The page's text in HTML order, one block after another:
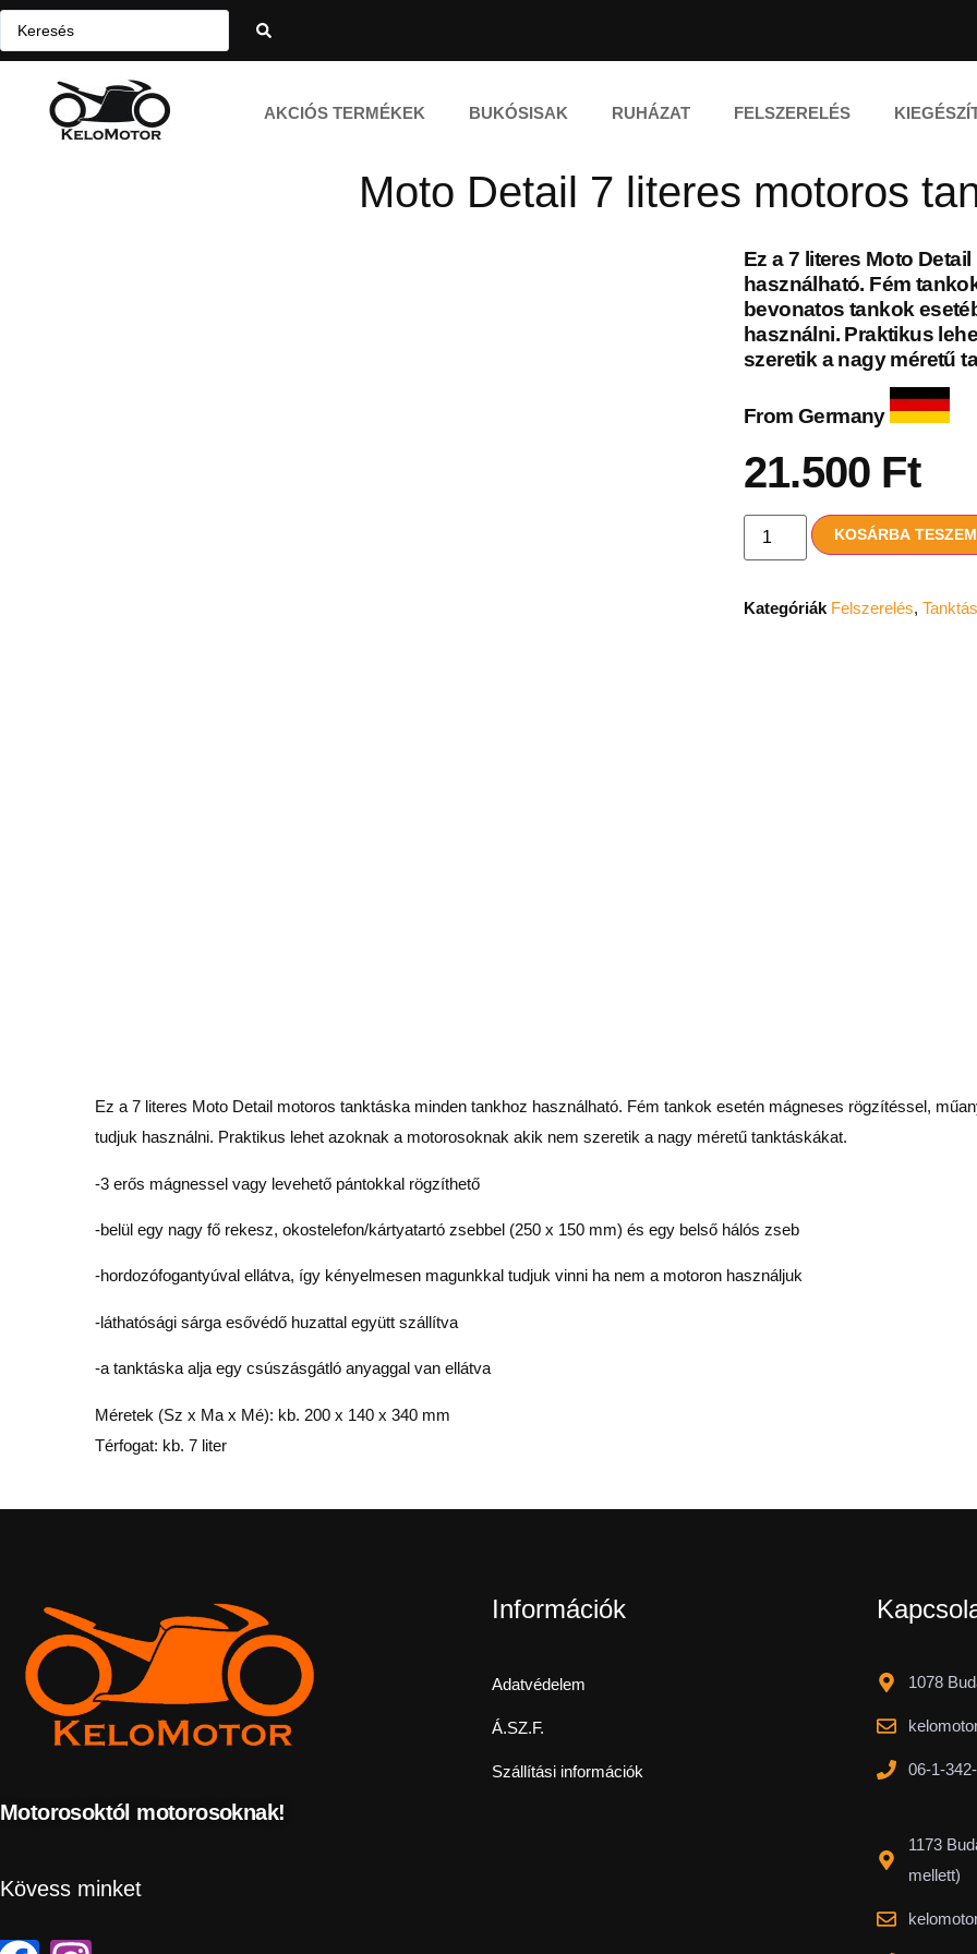
AKCIÓS TERMÉKEK BUKÓSISAK RUHÁZAT FELSZERELÉS
Moto Detail 7 literes motoros
Ez a 7 literes Moto
használható. Fém
bevonatos tankok
használni. Praktikus
szeretik a nagy méretű
From Germany
21.500 Ft
KOSÁRBA TESZEM
Kategóriák Felszerelés,
Ez a 7 literes Moto Detail motoros tanktáska minden tankhoz használható. Fém tankok esetén mágneses rögzítéssel,
tudjuk használni. Praktikus lehet azoknak a motorosoknak akik nem szeretik a nagy méretű tanktáskákat.
-3 erős mágnessel vagy levehető pántokkal rögzíthető
-belül egy nagy fő rekesz, okostelefon/kártyatartó zsebbel (250 x 150 mm) és egy belső hálós zseb
-hordozófogantyúval ellátva, így kényelmesen magunkkal tudjuk vinni ha nem a motoron használjuk
-láthatósági sárga esővédő huzattal együtt szállítva
-a tanktáska alja egy csúszásgátló anyaggal van ellátva
Méretek (Sz x Ma x Mé): kb. 200 x 140 x 340 mm
Térfogat: kb. 7 liter
Motorosoktól motorosoknak!
Kövess minket
Információk
Adatvédelem
Á.SZ.F.
Szállítási információk
1078
06-1-
1173
mellett)